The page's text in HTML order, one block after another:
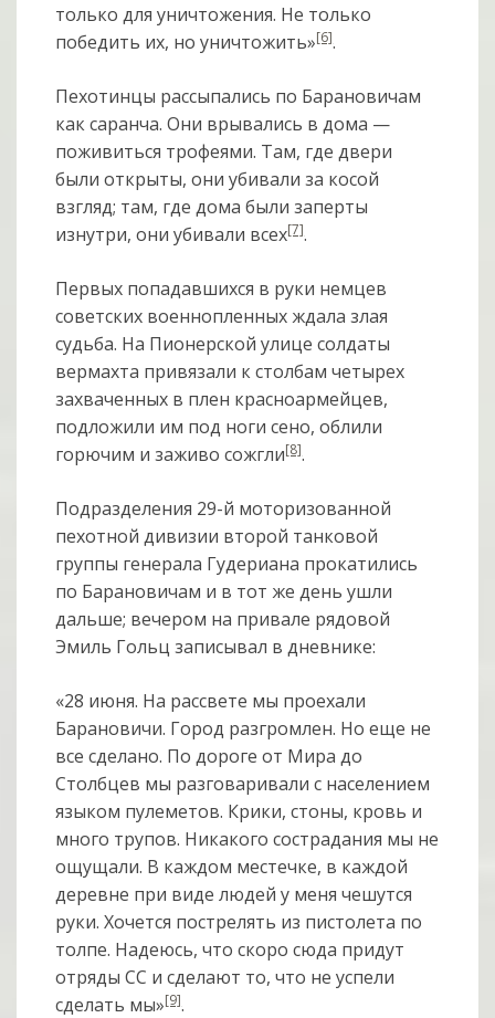
только для уничтожения. Не только
победить их, но уничтожить»[6].
Пехотинцы рассыпались по Барановичам
как саранча. Они врывались в дома —
поживиться трофеями. Там, где двери
были открыты, они убивали за косой
взгляд; там, где дома были заперты
изнутри, они убивали всех[7].
Первых попадавшихся в руки немцев
советских военнопленных ждала злая
судьба. На Пионерской улице солдаты
вермахта привязали к столбам четырех
захваченных в плен красноармейцев,
подложили им под ноги сено, облили
горючим и заживо сожгли[8].
Подразделения 29-й моторизованной
пехотной дивизии второй танковой
группы генерала Гудериана прокатились
по Барановичам и в тот же день ушли
дальше; вечером на привале рядовой
Эмиль Гольц записывал в дневнике:
«28 июня. На рассвете мы проехали
Барановичи. Город разгромлен. Но еще не
все сделано. По дороге от Мира до
Столбцев мы разговаривали с населением
языком пулеметов. Крики, стоны, кровь и
много трупов. Никакого сострадания мы не
ощущали. В каждом местечке, в каждой
деревне при виде людей у меня чешутся
руки. Хочется пострелять из пистолета по
толпе. Надеюсь, что скоро сюда придут
отряды СС и сделают то, что не успели
сделать мы»[9].